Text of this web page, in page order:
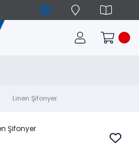
Linen Şifonyer